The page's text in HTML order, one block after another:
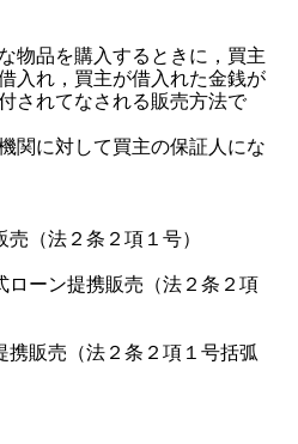
物品を購入するときに，買主
入れ，買主が借入れた金銭が
されてなされる販売方法で
関に対して買主の保証人にな
（法２条２項１号）
ローン提携販売（法２条２項
販売（法２条２項１号括弧